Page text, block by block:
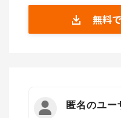
BOXILの使い方ガイド
無料
匿名のユー